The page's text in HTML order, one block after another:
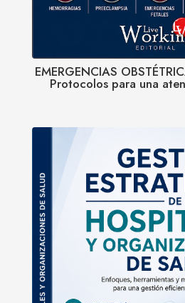
EMERGENCIAS
Protocolos para una